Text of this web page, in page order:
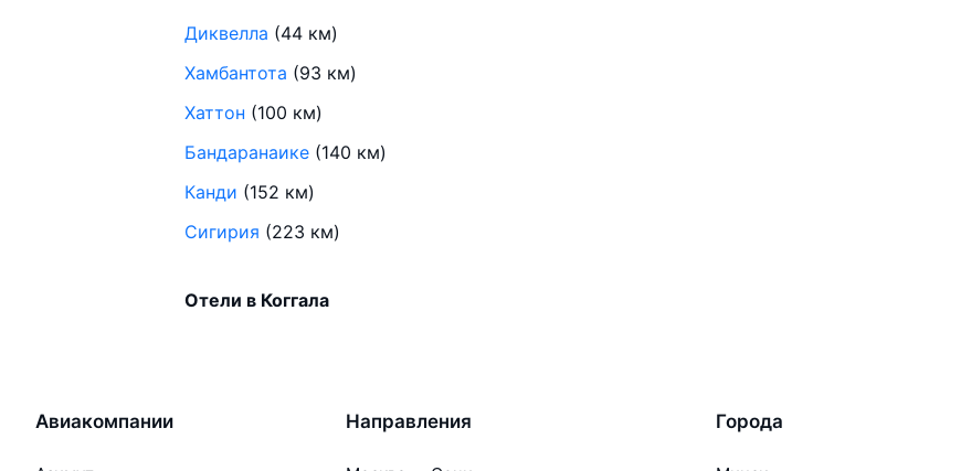
Диквелла (44 км)
Хамбантота (93 км)
Хаттон (100 км)
Бандаранаике (140 км)
Канди (152 км)
Сигирия (223 км)
Отели в Коггала
Авиакомпании Направления Города